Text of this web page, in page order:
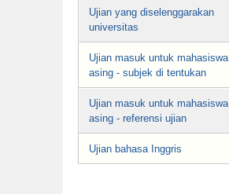
Ujian yang diselenggarakan
universitas
Ujian masuk untuk mahasiswa
asing - subjek di tentukan
Ujian masuk untuk mahasiswa
asing - referensi ujian
Ujian bahasa Inggris